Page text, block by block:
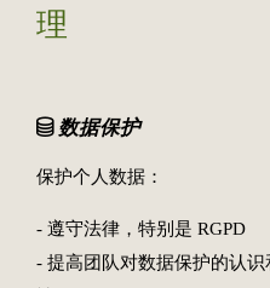
理
数据保护
保护个人数据：
- 遵守法律，特别是 RGPD
- 提高团队对数据保护的认